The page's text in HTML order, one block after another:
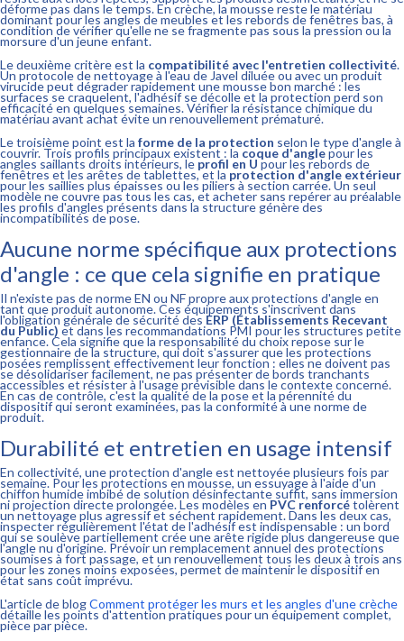
déforme pas dans le temps. En crèche, la mousse reste le matériau
dominant pour les angles de meubles et les rebords de fenêtres bas, à
condition de vérifier qu'elle ne se fragmente pas sous la pression ou la
morsure d'un jeune enfant.
Le deuxième critère est la compatibilité avec l'entretien collectivité.
Un protocole de nettoyage à l'eau de Javel diluée ou avec un produit
virucide peut dégrader rapidement une mousse bon marché : les
surfaces se craquelent, l'adhésif se décolle et la protection perd son
efficacité en quelques semaines. Vérifier la résistance chimique du
matériau avant achat évite un renouvellement prématuré.
Le troisième point est la forme de la protection selon le type d'angle à
couvrir. Trois profils principaux existent : la coque d'anglepour les
angles saillants droits intérieurs, le profil en U pour les rebords de
fenêtres et les arêtes de tablettes, et la protection d'angle extérieur
pour les saillies plus épaisses ou les piliers à section carrée. Un seul
modèle ne couvre pas tous les cas, et acheter sans repérer au préalable
les profils d'angles présents dans la structure génère des
incompatibilités de pose.
Aucune norme spécifique aux protections
d'angle : ce que cela signifie en pratique
Il n'existe pas de norme EN ou NF propre aux protections d'angle en
tant que produit autonome. Ces équipements s'inscrivent dans
l'obligation générale de sécurité des ERP (Établissements Recevant
du Public) et dans les recommandations PMI pour les structures petite
enfance. Cela signifie que la responsabilité du choix repose sur le
gestionnaire de la structure, qui doit s'assurer que les protections
posées remplissent effectivement leur fonction : elles ne doivent pas
se désolidariser facilement, ne pas présenter de bords tranchants
accessibles et résister à l'usage prévisible dans le contexte concerné.
En cas de contrôle, c'est la qualité de la pose et la pérennité du
dispositif qui seront examinées, pas la conformité à une norme de
produit.
Durabilité et entretien en usage intensif
En collectivité, une protection d'angle est nettoyée plusieurs fois par
semaine. Pour les protections en mousse, un essuyage à l'aide d'un
chiffon humide imbibé de solution désinfectante suffit, sans immersion
ni projection directe prolongée. Les modèles en PVC renforcétolèrent
un nettoyage plus agressif et séchent rapidement. Dans les deux cas,
inspecter régulièrement l'état de l'adhésif est indispensable : un bord
qui se soulève partiellement crée une arête rigide plus dangereuse que
l'angle nu d'origine. Prévoir un remplacement annuel des protections
soumises à fort passage, et un renouvellement tous les deux à trois ans
pour les zones moins exposées, permet de maintenir le dispositif en
état sans coût imprévu.
L'article de blogComment protéger les murs et les angles d'une crèche
détaille les points d'attention pratiques pour un équipement complet,
pièce par pièce.